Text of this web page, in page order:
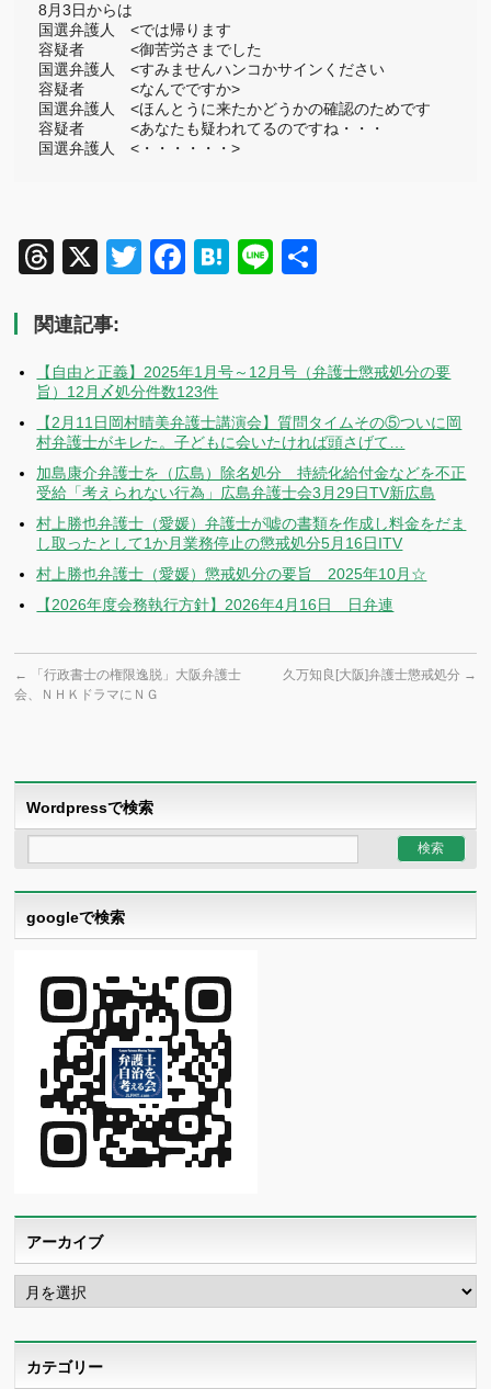
8月3日からは
国選弁護人　<では帰ります
容疑者　　　<御苦労さまでした
国選弁護人　<すみませんハンコかサインください
容疑者　　　<なんでですか>
国選弁護人　<ほんとうに来たかどうかの確認のためです
容疑者　　　<あなたも疑われてるのですね・・・
国選弁護人　<・・・・・・>
Threads
X TwitterFacebook
Hatena
Line
関連記事:
【自由と正義】2025年1月号～12月号（弁護士懲戒処分の要
旨）12月〆処分件数123件
【2月11日岡村晴美弁護士講演会】質問タイムその⑤ついに岡
村弁護士がキレた。子どもに会いたければ頭さげて…
加島康介弁護士を（広島）除名処分 持続化給付金などを不正
受給「考えられない行為」広島弁護士会3月29日TV新広島
村上勝也弁護士（愛媛）弁護士が嘘の書類を作成し料金をだま
し取ったとして1か月業務停止の懲戒処分5月16日ITV
村上勝也弁護士（愛媛）懲戒処分の要旨 2025年10月☆
【2026年度会務執行方針】2026年4月16日 日弁連
←
「行政書士の権限逸脱」大阪弁護士
会、ＮＨＫドラマにＮＧ
久万知良[大阪]弁護士懲戒処分 →
Wordpressで検索
googleで検索
アーカイブ
ア
ー
カ
カテゴリー